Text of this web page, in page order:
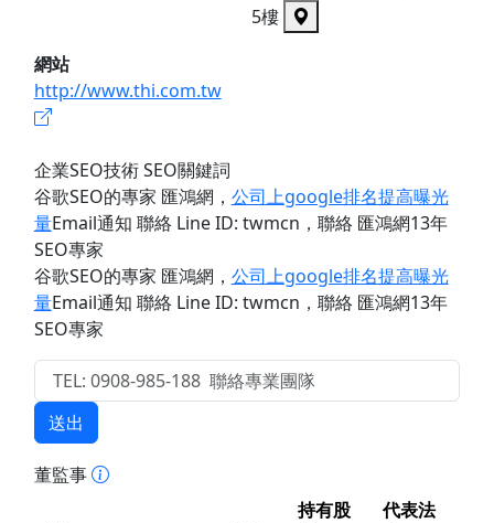
5樓
網站
http://www.thi.com.tw
企業SEO技術 SEO關鍵詞
谷歌SEO的專家 匯鴻網 ， 公司上google排名提高曝光
量Email通知 聯絡 Line ID: twmcn ，聯絡 匯鴻網13年
SEO專家
谷歌SEO的專家 匯鴻網 ， 公司上google排名提高曝光
量Email通知 聯絡 Line ID: twmcn ，聯絡 匯鴻網13年
SEO專家
送出
董監事
持有股
代表法